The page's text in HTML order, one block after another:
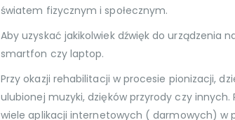
światem fizycznym i społecznym.
Aby uzyskać jakikolwiek dźwięk do urządzenia
smartfon czy laptop.
Przy okazji rehabilitacji w procesie pionizacji,
ulubionej muzyki, dzięków przyrody czy
wiele aplikacji internetowych ( darmowych) w